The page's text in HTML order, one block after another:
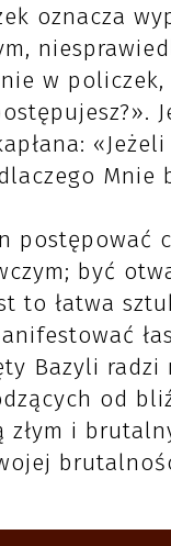
oznacza
w
Mnie
postępować
być
to łatwa
Bazyli
od
i